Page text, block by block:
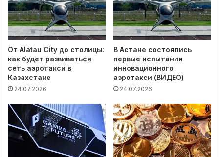
От Alatau City до столицы:
как будет развиваться
сеть аэротакси в
Казахстане
24.07.2026
В Астане состоялись
первые испытания
инновационного
аэротакси (ВИДЕО)
24.07.2026